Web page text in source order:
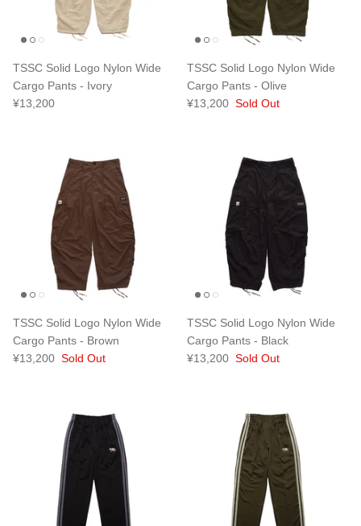
TSSC Solid Logo Nylon Wide
Cargo Pants - Ivory
¥13,200
TSSC Solid Logo Nylon Wide
Cargo Pants - Olive
¥13,200 Sold Out
TSSC Solid Logo Nylon Wide
Cargo Pants - Brown
¥13,200 Sold Out
TSSC Solid Logo Nylon Wide
Cargo Pants - Black
¥13,200 Sold Out